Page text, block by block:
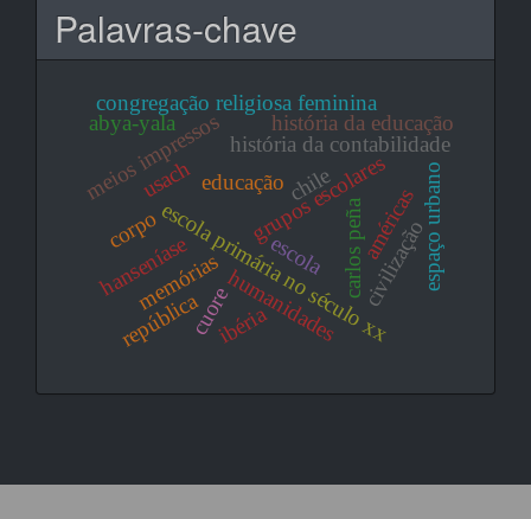
Palavras-chave
escola primária no século xx
grupos escolares
memórias carlos peña
humanidades
história da contabilidade
chile
usach
história da educação
meios impressos
cuore
civilização
educação
hanseníase
corpo
república
espaço urbano
escola
congregação religiosa feminina
américas
abya-yala
ibéria